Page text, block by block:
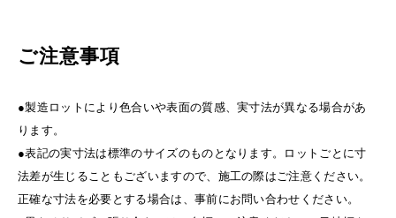
ご注意事項
●製造ロットにより色合いや表面の質感、実寸法が異なる場合があ
ります。
●表記の実寸法は標準のサイズのものとなります。ロットごとに寸
法差が生じることもございますので、施工の際はご注意ください。
正確な寸法を必要とする場合は、事前にお問い合わせください。